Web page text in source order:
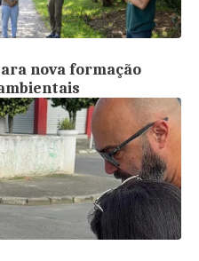
nova formação